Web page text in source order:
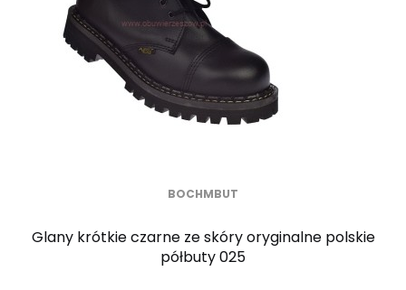
BOCHMBUT
Glany krótkie czarne ze skóry oryginalne polskie
półbuty 025